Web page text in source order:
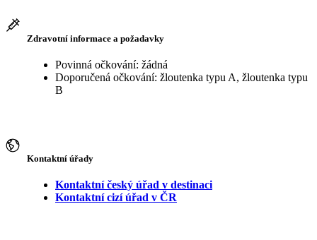
Zdravotní informace a požadavky
Povinná očkování: žádná
Doporučená očkování: žloutenka typu A, žloutenka typu
B
Kontaktní úřady
Kontaktní český úřad v destinaci
Kontaktní cizí úřad v ČR